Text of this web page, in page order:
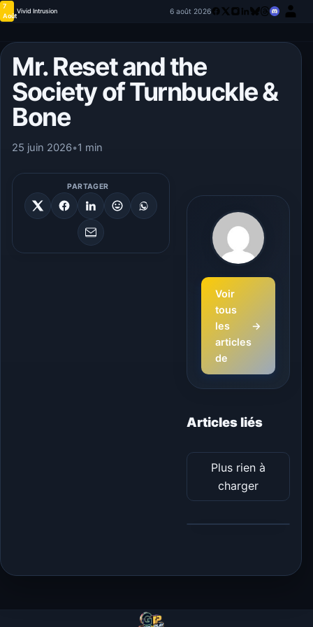
7
Août
Vivid Intrusion 6 août 2026
Mr. Reset and the
Society of Turnbuckle &
Bone
25 juin 2026•1 min
PARTAGER
Voir
tous
les
articles
de
→
Articles liés
Plus rien à
charger